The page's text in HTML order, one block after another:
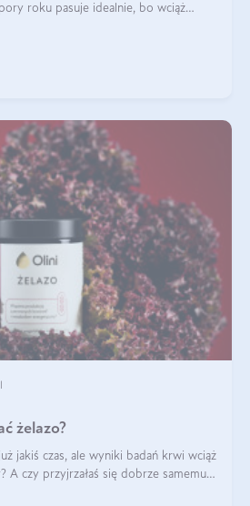
roku pasuje idealnie, bo wciąż
żelazo?
jakiś czas, ale wyniki badań krwi wciąż
A czy przyjrzałaś się dobrze samemu